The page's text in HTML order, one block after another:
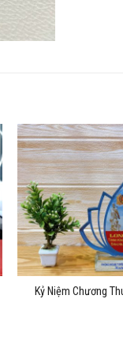
Kỷ Niệm Chương